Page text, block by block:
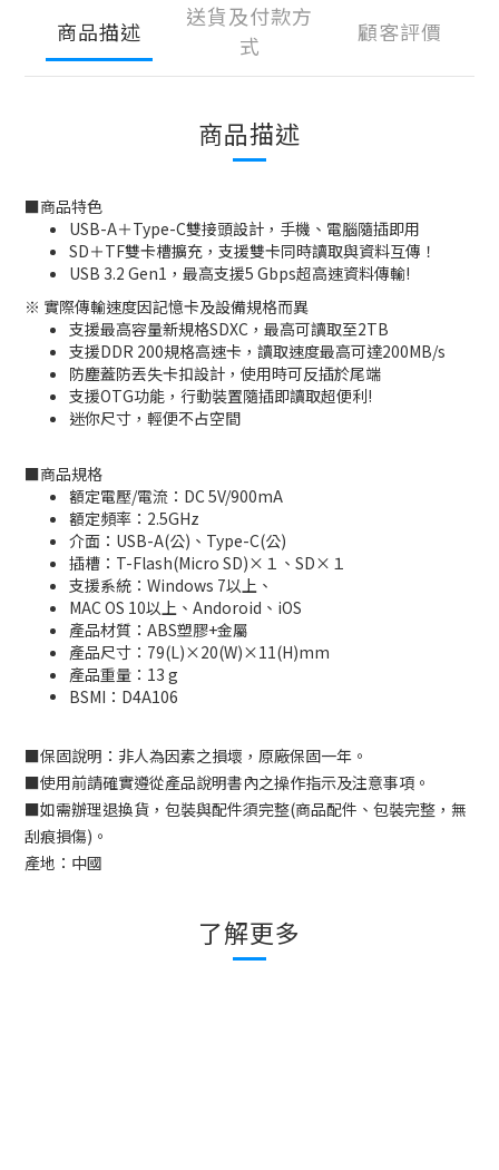
商品描述
送貨及付款方
式
顧客評價
商品描述
■商品特色
USB-A＋Type-C雙接頭設計，手機、電腦隨插即用
SD＋TF雙卡槽擴充，支援雙卡同時讀取與資料互傳！
USB 3.2 Gen1，最高支援5 Gbps超高速資料傳輸!
※ 實際傳輸速度因記憶卡及設備規格而異
支援最高容量新規格SDXC，最高可讀取至2TB
支援DDR 200規格高速卡，讀取速度最高可達200MB/s
防塵蓋防丟失卡扣設計，使用時可反插於尾端
支援OTG功能，行動裝置隨插即讀取超便利!
迷你尺寸，輕便不占空間
■商品規格
額定電壓/電流：DC 5V/900mA
額定頻率：2.5GHz
介面：USB-A(公)、Type-C(公)
插槽：T-Flash(Micro SD)×１、SD×１
支援系統：Windows 7以上、
MAC OS 10以上、Andoroid、iOS
產品材質：ABS塑膠+金屬
產品尺寸：79(L)×20(W)×11(H)mm
產品重量：13 g
BSMI：D4A106
■保固說明：非人為因素之損壞，原廠保固一年。
■使用前請確實遵從產品說明書內之操作指示及注意事項。
■如需辦理退換貨，包裝與配件須完整(商品配件、包裝完整，無
刮痕損傷) 。
產地：中國
了解更多